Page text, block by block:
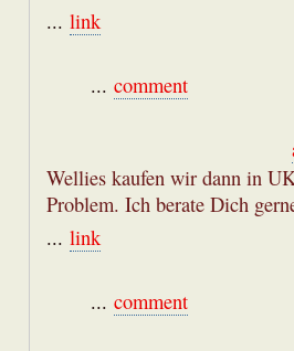
... link
... comment
Wellies kaufen wir dann in
Problem. Ich berate Dich
... link
... comment